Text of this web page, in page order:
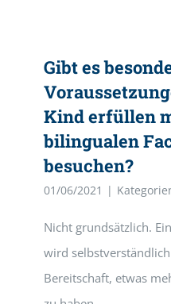
Gibt es
Kind erfüllen
bilingualen
besuchen?
01/06/2021 |
Nicht grundsätzlich.
wird
Bereitschaft, etwas